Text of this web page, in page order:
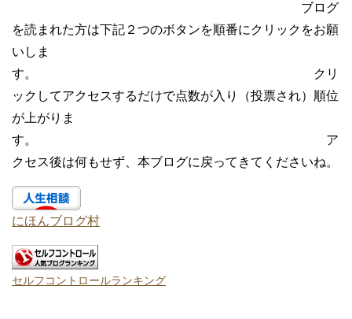
ブログ
を読まれた方は下記２つのボタンを順番にクリックをお願
いしま
す。 クリ
ックしてアクセスするだけで点数が入り（投票され）順位
が上がりま
す。 ア
クセス後は何もせず、本ブログに戻ってきてくださいね。
にほんブログ村
セルフコントロールランキング